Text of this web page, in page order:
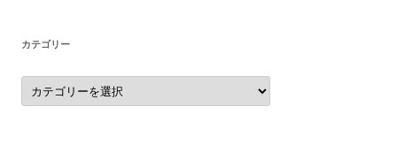
カテゴリー
カ
テ
ゴ